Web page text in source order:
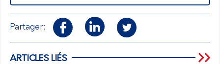
Partager:
ARTICLES LIÉS